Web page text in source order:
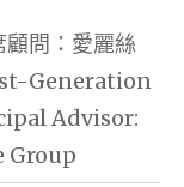
問：愛麗絲
Generation
Advisor:
Group